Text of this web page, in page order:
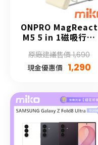
ONPRO MagReact
M5 5 in 1磁吸行動
原廠建議售價 1,690
現金優惠價 1,290